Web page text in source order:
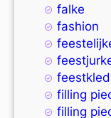
falke
fashion
filling
filling